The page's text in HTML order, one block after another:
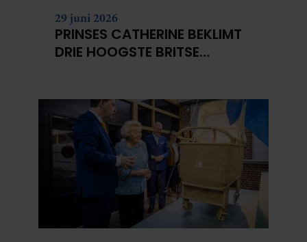
29 juni 2026
PRINSES CATHERINE BEKLIMT
DRIE HOOGSTE BRITSE